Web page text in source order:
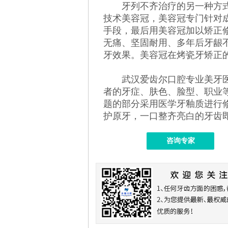
牙列不齐治疗的另一种方式
技术美容冠，美容冠专门针对
手段，最后用美容冠加以矫正
无痛、坚固耐用、多年后牙龈
牙效果。美容冠在烤瓷牙矫正
武汉爱齿尔口腔专业美牙医
者的牙症、肤色、脸型、职业
题的部分采用医学牙釉质进行
护原牙，一口整齐亮白的牙齿
咨询专家